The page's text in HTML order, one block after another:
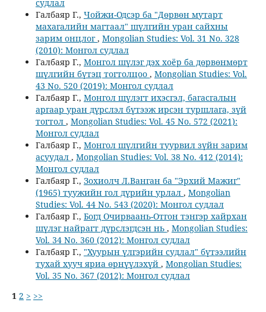
судлал
Галбаяр Г., Чойжи-Одсэр ба "Дөрвөн мутарт
махагалийн магтаал" шүлгийн уран сайхны
зарим онцлог, Mongolian Studies: Vol. 31 No. 328
(2010): Монгол судлал
Галбаяр Г., Монгол шүлэг дэх хоёр ба дөрвөнмөрт
шүлгийн бүтэц тогтолцоо , Mongolian Studies: Vol.
43 No. 520 (2019): Монгол судлал
Галбаяр Г., Монгол шүлэгт ихэсгэл, багасгалын
аргаар уран дүрслэл бүтээж ирсэн туршлага, зүй
тогтол , Mongolian Studies: Vol. 45 No. 572 (2021):
Монгол судлал
Галбаяр Г., Монгол шүлгийн туурвил зүйн зарим
асуудал , Mongolian Studies: Vol. 38 No. 412 (2014):
Монгол судлал
Галбаяр Г., Зохиолч Л.Ванган ба "Эрхий Мажиг"
(1965) туужийн гол дүрийн урлал , Mongolian
Studies: Vol. 44 No. 543 (2020): Монгол судлал
Галбаяр Г., Богд Очирваань-Отгон тэнгэр хайрхан
шүлэг найрагт дүрслэгдсэн нь , Mongolian Studies:
Vol. 34 No. 360 (2012): Монгол судлал
Галбаяр Г., "Хуурын үлгэрийн судлал" бүтээлийн
тухай хууч яриа өрнүүлэхүй , Mongolian Studies:
Vol. 35 No. 367 (2012): Монгол судлал
1 2 > >>